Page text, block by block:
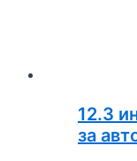
12.3
за